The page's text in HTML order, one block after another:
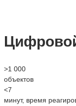
>1 000
объектов
<7
минут, время